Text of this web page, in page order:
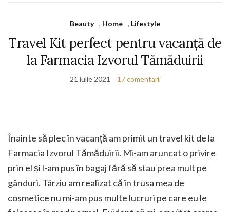
Beauty , Home , Lifestyle
Travel Kit perfect pentru vacanță de
la Farmacia Izvorul Tămăduirii
21 iulie 2021 17 comentarii
Înainte să plec în vacanță am primit un travel kit de la
Farmacia Izvorul Tămăduirii. Mi-am aruncat o privire
prin el și l-am pus în bagaj fără să stau prea mult pe
gânduri. Târziu am realizat că în trusa mea de
cosmetice nu mi-am pus multe lucruri pe care eu le